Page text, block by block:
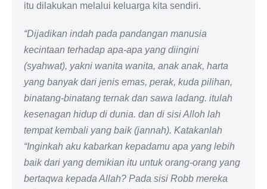
itu dilakukan melalui keluarga kita sendiri.
“Dijadikan indah pada pandangan manusia
kecintaan terhadap apa-apa yang diingini
(syahwat), yakni wanita wanita, anak anak, harta
yang banyak dari jenis emas, perak, kuda pilihan,
binatang-binatang ternak dan sawa ladang. itulah
kesenagan hidup di dunia. dan di sisi Alloh lah
tempat kembali yang baik (jannah). Katakanlah
“Inginkah aku kabarkan kepadamu apa yang lebih
baik dari yang demikian itu untuk orang-orang yang
bertaqwa kepada Allah? Pada sisi Robb mereka